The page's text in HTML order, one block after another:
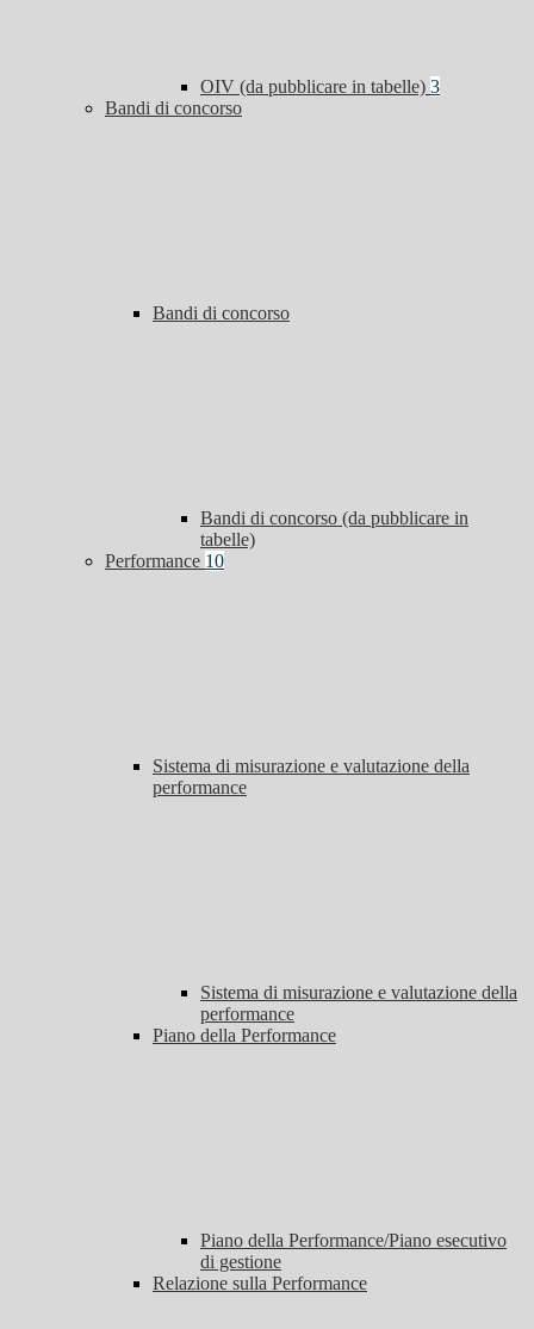
OIV (da pubblicare in tabelle) 3
Bandi di concorso
Bandi di concorso
Bandi di concorso (da pubblicare in
tabelle)
Performance 10
Sistema di misurazione e valutazione della
performance
Sistema di misurazione e valutazione della
performance
Piano della Performance
Piano della Performance/Piano esecutivo
di gestione
Relazione sulla Performance